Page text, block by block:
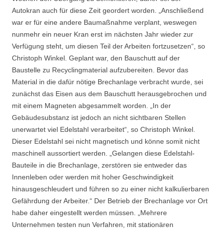
Autokran auch für diese Zeit geordert worden. „Anschließend
war er für eine andere Baumaßnahme verplant, weswegen
nunmehr ein neuer Kran erst im nächsten Jahr wieder zur
Verfügung steht, um diesen Teil der Arbeiten fortzusetzen“, so
Christoph Winkel. Geplant war, den Bauschutt auf der
Baustelle zu Recyclingmaterial aufzubereiten. Bevor das
Material in die dafür nötige Brechanlage verbracht wurde, sei
zunächst das Eisen aus dem Bauschutt herausgebrochen und
mit einem Magneten abgesammelt worden. „In der
Gebäudesubstanz ist jedoch an nicht sichtbaren Stellen
unerwartet viel Edelstahl verarbeitet“, so Christoph Winkel.
Dieser Edelstahl sei nicht magnetisch und könne somit nicht
maschinell aussortiert werden. „Gelangen diese Edelstahl-
Bauteile in die Brechanlage, zerstören sie entweder das
Innenleben oder werden mit hoher Geschwindigkeit
hinausgeschleudert und führen so zu einer nicht kalkulierbaren
Gefährdung der Arbeiter.“ Der Betrieb der Brechanlage vor Ort
habe daher eingestellt werden müssen. „Mehrere
Unternehmen testen nun Verfahren, mit stationären